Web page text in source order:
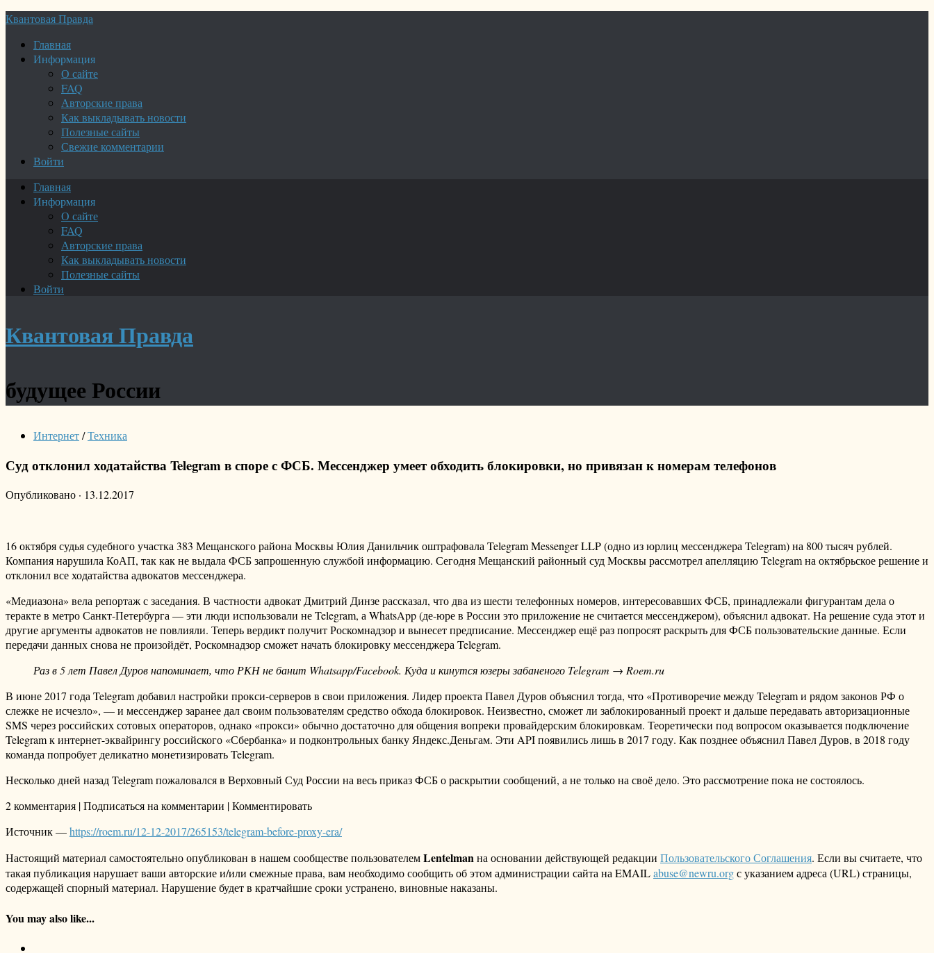
Квантовая Правда
Главная
Информация
О сайте
FAQ
Авторские права
Как выкладывать новости
Полезные сайты
Свежие комментарии
Войти
Главная
Информация
О сайте
FAQ
Авторские права
Как выкладывать новости
Полезные сайты
Войти
Квантовая Правда
будущее России
Интернет/Техника
Суд отклонил ходатайства Telegram в споре с ФСБ. Мессенджер умеет обходить блокировки, но привязан к номерам телефонов
Опубликовано · 13.12.2017
16 октября судья судебного участка 383 Мещанского района Москвы Юлия Данильчик оштрафовала Telegram Messenger LLP (одно из юрлиц мессенджера Telegram) на 800 тысяч рублей.
Компания нарушила КоАП, так как не выдала ФСБ запрошенную службой информацию. Сегодня Мещанский районный суд Москвы рассмотрел апелляцию Telegram на октябрьское решение и
отклонил все ходатайства адвокатов мессенджера.
«Медиазона» вела репортаж с заседания. В частности адвокат Дмитрий Динзе рассказал, что два из шести телефонных номеров, интересовавших ФСБ, принадлежали фигурантам дела о
теракте в метро Санкт-Петербурга — эти люди использовали не Telegram, а WhatsApp (де-юре в России это приложение не считается мессенджером), объяснил адвокат. На решение суда этот и
другие аргументы адвокатов не повлияли. Теперь вердикт получит Роскомнадзор и вынесет предписание. Мессенджер ещё раз попросят раскрыть для ФСБ пользовательские данные. Если
передачи данных снова не произойдёт, Роскомнадзор сможет начать блокировку мессенджера Telegram.
Раз в 5 лет Павел Дуров напоминает, что РКН не банит Whatsapp/Facebook. Куда и кинутся юзеры забаненого Telegram → Roem.ru
В июне 2017 года Telegram добавил настройки прокси-серверов в свои приложения. Лидер проекта Павел Дуров объяснил тогда, что «Противоречие между Telegram и рядом законов РФ о
слежке не исчезло», — и мессенджер заранее дал своим пользователям средство обхода блокировок. Неизвестно, сможет ли заблокированный проект и дальше передавать авторизационные
SMS через российских сотовых операторов, однако «прокси» обычно достаточно для общения вопреки провайдерским блокировкам. Теоретически под вопросом оказывается подключение
Telegram к интернет-эквайрингу российского «Сбербанка» и подконтрольных банку Яндекс.Деньгам. Эти API появились лишь в 2017 году. Как позднее объяснил Павел Дуров, в 2018 году
команда попробует деликатно монетизировать Telegram.
Несколько дней назад Telegram пожаловался в Верховный Суд России на весь приказ ФСБ о раскрытии сообщений, а не только на своё дело. Это рассмотрение пока не состоялось.
2 комментария | Подписаться на комментарии | Комментировать
Источник —https://roem.ru/12-12-2017/265153/telegram-before-proxy-era/
Настоящий материал самостоятельно опубликован в нашем сообществе пользователемLentelmanна основании действующей редакции Пользовательского Соглашения. Если вы считаете, что
такая публикация нарушает ваши авторские и/или смежные права, вам необходимо сообщить об этом администрации сайта на EMAILabuse@newru.orgс указанием адреса (URL) страницы,
содержащей спорный материал. Нарушение будет в кратчайшие сроки устранено, виновные наказаны.
You may also like...